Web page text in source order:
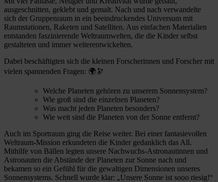
ausgeschnitten, geklebt und gemalt. Nach und nach verwandelte
sich der Gruppenraum in ein beeindruckendes Universum mit
Raumstationen, Raketen und Satelliten. Aus einfachen Materialien
entstanden faszinierende Weltraumwelten, die die Kinder selbst
gestalteten und immer weiterentwickelten.
Dabei beschäftigten sich die kleinen Forscherinnen und Forscher mit
vielen spannenden Fragen: 🌍🔭
Welche Planeten gehören zu unserem Sonnensystem?
Wie groß sind die einzelnen Planeten?
Was macht jeden Planeten besonders?
Wie weit sind die Planeten von der Sonne entfernt?
Auch im Sportraum ging die Reise weiter. Bei einer fantasievollen
Weltraum-Mission erkundeten die Kinder gedanklich das All.
Mithilfe von Bällen legten unsere Nachwuchs-Astronautinnen und
Astronauten die Abstände der Planeten zur Sonne nach und
bekamen so ein Gefühl für die gewaltigen Dimensionen unseres
Sonnensystems. Schnell wurde klar: „Unsere Sonne ist sooo riesig!“